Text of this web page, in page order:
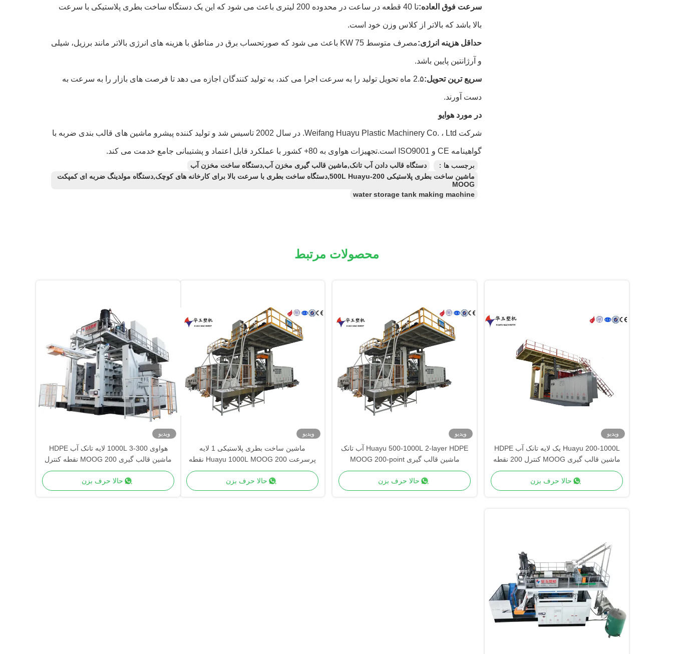
سرعت فوق العاده: تا 40 قطعه در ساعت در محدوده 200 لیتری باعث می شود که این یک دستگاه ساخت بطری پلاستیکی با سرعت
بالا باشد که بالاتر از کلاس وزن خود است.
حداقل هزینه انرژی: مصرف متوسط 75 KW باعث می شود که صورتحساب برق در مناطق با هزینه های انرژی بالاتر مانند برزیل، شیلی
و آرژانتین پایین باشد.
سريع ترين تحویل: 2.۵ ماه تحویل تولید را به سرعت اجرا می کند، به تولید کنندگان اجازه می دهد تا فرصت های بازار را به سرعت به
دست آورند.
در مورد هوايو
شرکت Weifang Huayu Plastic Machinery Co. ، Ltd. در سال 2002 تاسیس شد و تولید کننده پیشرو ماشین های قالب بندی ضربه با
گواهینامه CE و ISO9001 است.تجهیزات هواوی به 80+ کشور با عملکرد قابل اعتماد و پشتیبانی جامع خدمت می کند.
برچسب ها：
دستگاه قالب دادن آب تانک,ماشین قالب گیری مخزن آب,دستگاه ساخت مخزن آب
ماشین ساخت بطری پلاستیکی 200-500L Huayu,دستگاه ساخت بطری با سرعت بالا برای کارخانه های کوچک,دستگاه مولدینگ ضربه ای کمپکت
MOOG
water storage tank making machine
محصولات مرتبط
ویدیو
Huayu 200-1000L یک لایه تانک آب HDPE
ماشین قالب گیری MOOG کنترل 200 نقطه
تولید با سرعت بالا
حالا حرف بزن
ویدیو
Huayu 500-1000L 2-layer HDPE آب تانک
ماشین قالب گیری MOOG 200-point
Parison Control برای تولید صنعتی
حالا حرف بزن
ویدیو
ماشین ساخت بطری پلاستیکی 1 لایه
پرسرعت Huayu 1000L MOOG 200 نقطه
ای برای تولید چرخش سریع
حالا حرف بزن
ویدیو
هواوی 300-1000L 3 لایه تانک آب HDPE
ماشین قالب گیری MOOG 200 نقطه کنترل
برای ذخیره سازی پایدار
حالا حرف بزن